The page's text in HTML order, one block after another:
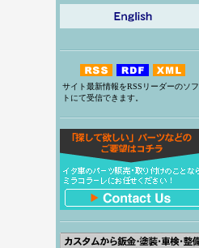
サイト最新情報をRSSリーダーのソフ
トにて受信できます。